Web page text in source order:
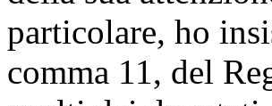
particolare, ho
comma 11, del